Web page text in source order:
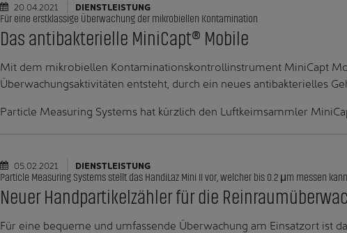
20.04.2021 DIENSTLEISTUNG
Für eine erstklassige Überwachung der mikrobiellen Kontamination
Das antibakterielle MiniCapt® Mobile
Mit dem mikrobiellen Kontaminationskontrollinstrument MiniCapt
Überwachungsaktivitäten entsteht, durch ein neues antibakterielles
Particle Measuring Systems hat kürzlich den Luftkeimsammler
05.02.2021 DIENSTLEISTUNG
Particle Measuring Systems stellt das HandiLaz Mini II vor, welcher bis 0.2 μm messen
Neuer Handpartikelzähler für die
Für eine bequeme und umfassende Überwachung am Einsatzort ist